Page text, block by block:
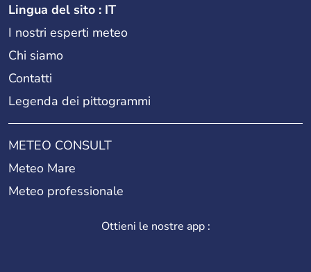
Lingua del sito : IT
I nostri esperti meteo
Chi siamo
Contatti
Legenda dei pittogrammi
METEO CONSULT
Meteo Mare
Meteo professionale
Ottieni le nostre app :